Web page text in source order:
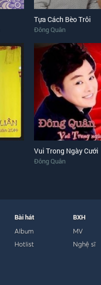
Tựa Cách Bèo Trôi
Đông Quân
Vui Trong Ngày Cưới
Đông Quân
Bài hát
Album
Hotlist
BXH
MV
Nghệ sĩ